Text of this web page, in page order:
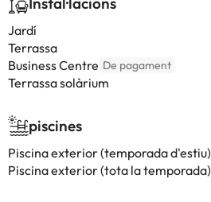
Jardí
Terrassa
Business Centre De pagament
Terrassa solàrium
piscines
Piscina exterior (temporada d'estiu)
Piscina exterior (tota la temporada)